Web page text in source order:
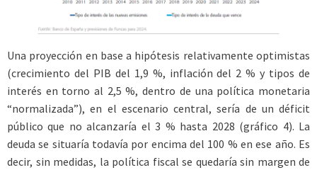
Una proyección en base a hipótesis relativamente optimistas
(crecimiento del PIB del 1,9 %, inflación del 2 % y tipos de
interés en torno al 2,5 %, dentro de una política monetaria
“normalizada”), en el escenario central, sería de un déficit
público que no alcanzaría el 3 % hasta 2028 (gráfico 4). La
deuda se situaría todavía por encima del 100 % en ese año. Es
decir, sin medidas, la política fiscal se quedaría sin margen de